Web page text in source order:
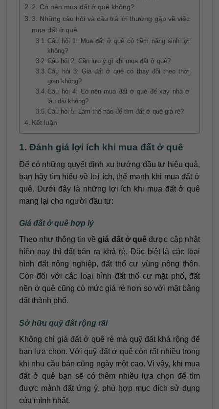
2. Có nên mua đất ở quê không?
3. Những câu hỏi và câu trả lời thường gặp về việc
mua đất ở quê
Câu hỏi 1: Mua đất ở quê có tiềm năng sinh lợi
không?
Câu hỏi 2: Cần lưu ý gì khi mua đất ở quê?
Câu hỏi 3: Giá đất ở quê có thay đổi theo thời
gian không?
Câu hỏi 4: Có nên mua đất ở quê để xây nhà ở
lâu dài không?
Câu hỏi 5: Làm thế nào để tìm đất ở quê giá rẻ?
Kết luận
1. Đánh giá lợi ích khi mua đất ở quê
Để có những quyết định xu hướng đầu tư hiệu quả,
bạn hãy tìm hiểu về lợi ích, thế mạnh khi mua đất ở
quê. Dưới đây là những lợi ích khi mua đất ở quê
mang lại cho người đầu tư:
Giá đất ở quê hợp lý
Theo như thông tin vềgiá đất ở quê được cập nhật
hiện nay thì đất bán ra khá rẻ. Đặc biệt là các loại
hình đất nông nghiệp, đất thổ cư vùng nông thôn.
Còn đối với các loại hình đất thổ cư mặt phố, đất
nền ở quê cũng có mức giá rẻ hơn so với mặt bằng
đất thành phố.
Sở hữu quỹ đất rộng rãi
Không chỉ giá đất ở quê rẻ mà quỹ đất khá rộng để
bạn lựa chọn. Với quỹ đất ở quê còn rất nhiều trong
khi nhu cầu bán cũng ngày một cao. Vì vậy, khi mua
đất ở quê bạn sẽ có thêm nhiều lựa chọn để tìm
được mảnh đất ứng ý, phù hợp mục đích sử dụng
của mình nhất.